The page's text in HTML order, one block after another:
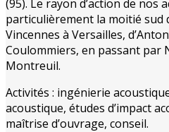
(95). Le rayon d’action de nos
particulièrement la moitié sud
Vincennes à Versailles,
Coulommiers, en passant par
Montreuil.
Activités : ingénierie
acoustique, études d’impact
maîtrise d’ouvrage, conseil.